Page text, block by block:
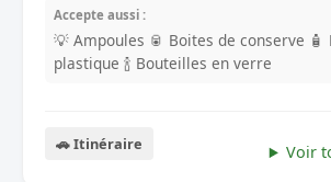
Accepte aussi :
💡 Ampoules 🥫 Boites de conserve
plastique 🍾 Bouteilles en verre
🚗 Itinéraire Voir